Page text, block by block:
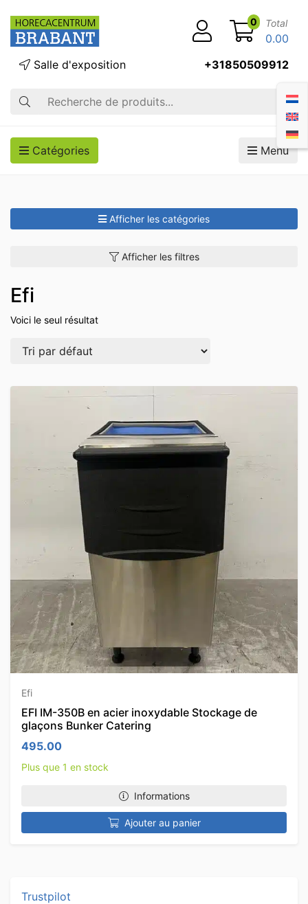
Recherche
Salle d'exposition +31850509912
0 Total
0.00
Catégories Menu
Afficher les catégories
Afficher les filtres
Efi
Voici le seul résultat
Efi
EFI IM-350B en acier inoxydable Stockage de
glaçons Bunker Catering
495.00
Plus que 1 en stock
Informations
Ajouter au panier
Trustpilot